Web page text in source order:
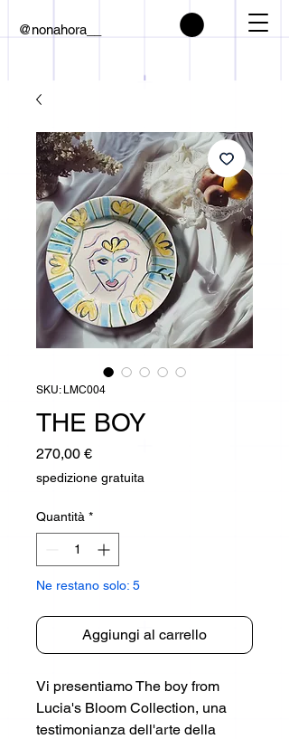
@nonahora__
SKU: LMC004
THE BOY
270,00 €Prezzo
spedizione gratuita
Quantità *
Ne restano solo: 5
Aggiungi al carrello
Vi presentiamo The boy from
Lucia's Bloom Collection, una
testimonianza dell'arte della